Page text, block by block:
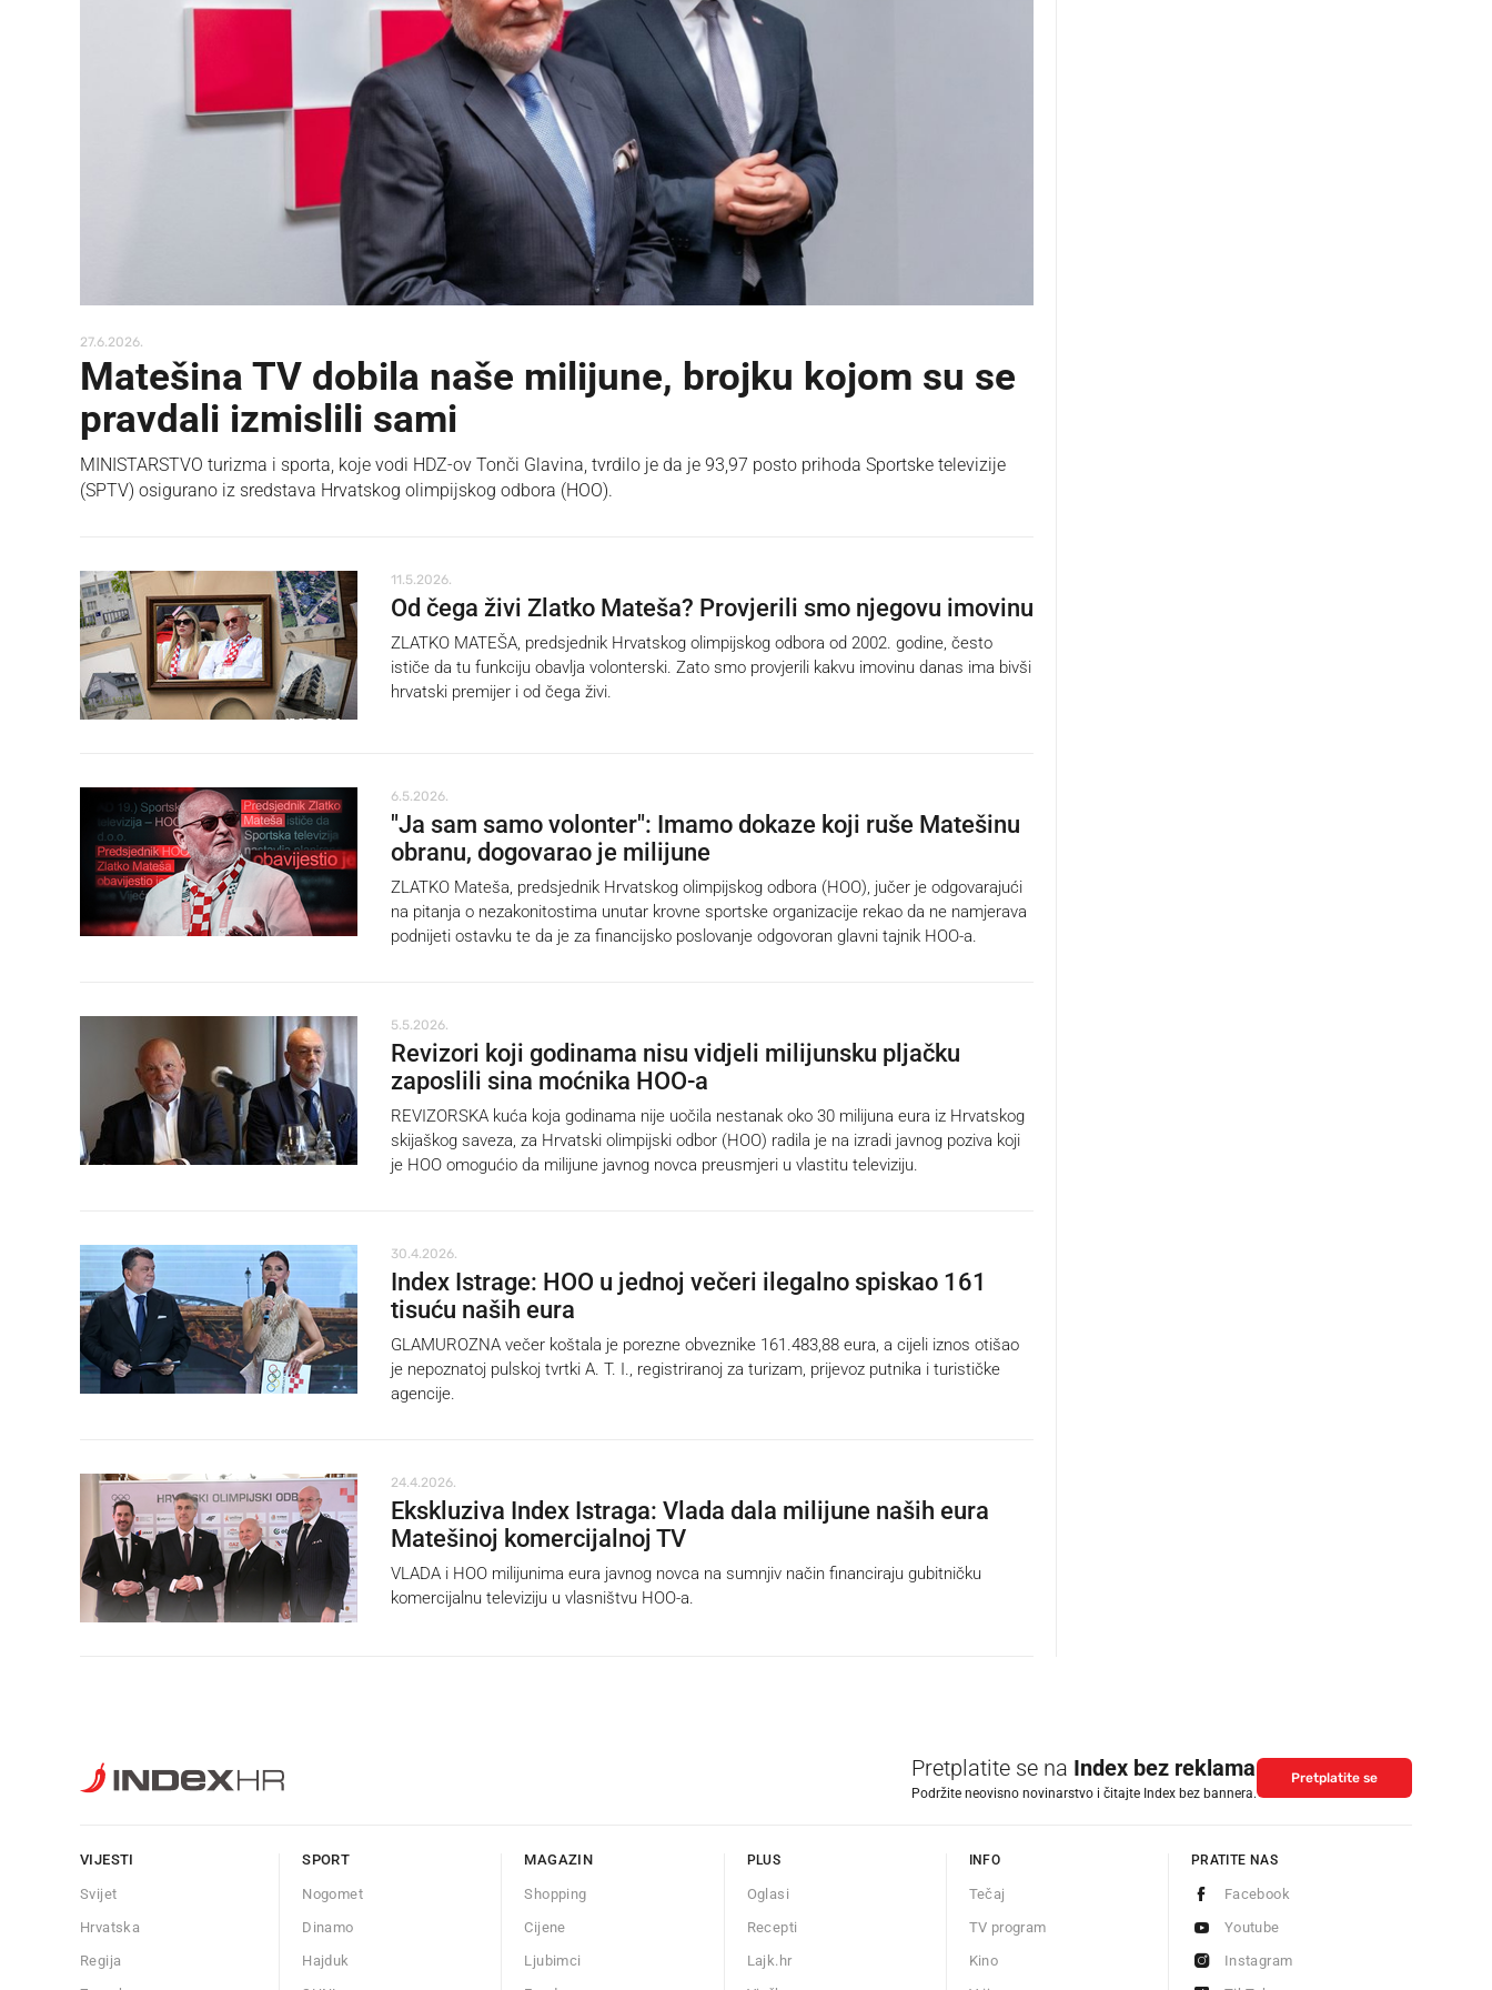
27.6.2026.
Matešina TV dobila naše milijune, brojku kojom su se
pravdali izmislili sami
MINISTARSTVO turizma i sporta, koje vodi HDZ-ov Tonči Glavina, tvrdilo je da je 93,97 posto prihoda Sportske televizije
(SPTV) osigurano iz sredstava Hrvatskog olimpijskog odbora (HOO).
11.5.2026.
Od čega živi Zlatko Mateša? Provjerili smo njegovu imovinu
ZLATKO MATEŠA, predsjednik Hrvatskog olimpijskog odbora od 2002. godine, često
ističe da tu funkciju obavlja volonterski. Zato smo provjerili kakvu imovinu danas ima bivši
hrvatski premijer i od čega živi.
6.5.2026.
"Ja sam samo volonter": Imamo dokaze koji ruše Matešinu
obranu, dogovarao je milijune
ZLATKO Mateša, predsjednik Hrvatskog olimpijskog odbora (HOO), jučer je odgovarajući
na pitanja o nezakonitostima unutar krovne sportske organizacije rekao da ne namjerava
podnijeti ostavku te da je za financijsko poslovanje odgovoran glavni tajnik HOO-a.
5.5.2026.
Revizori koji godinama nisu vidjeli milijunsku pljačku
zaposlili sina moćnika HOO-a
REVIZORSKA kuća koja godinama nije uočila nestanak oko 30 milijuna eura iz Hrvatskog
skijaškog saveza, za Hrvatski olimpijski odbor (HOO) radila je na izradi javnog poziva koji
je HOO omogućio da milijune javnog novca preusmjeri u vlastitu televiziju.
30.4.2026.
Index Istrage: HOO u jednoj večeri ilegalno spiskao 161
tisuću naših eura
GLAMUROZNA večer koštala je porezne obveznike 161.483,88 eura, a cijeli iznos otišao
je nepoznatoj pulskoj tvrtki A. T. I., registriranoj za turizam, prijevoz putnika i turističke
agencije.
24.4.2026.
Ekskluziva Index Istraga: Vlada dala milijune naših eura
Matešinoj komercijalnoj TV
VLADA i HOO milijunima eura javnog novca na sumnjiv način financiraju gubitničku
komercijalnu televiziju u vlasništvu HOO-a.
Pretplatite se na Index bez reklama
Podržite neovisno novinarstvo i čitajte Index bez bannera.
Pretplatite se
VIJESTI
Svijet
Hrvatska
Regija
SPORT
Nogomet
Dinamo
Hajduk
MAGAZIN
Shopping
Cijene
Ljubimci
PLUS
Oglasi
Recepti
Lajk.hr
INFO
Tečaj
TV program
Kino
PRATITE NAS
Facebook
Youtube
Instagram